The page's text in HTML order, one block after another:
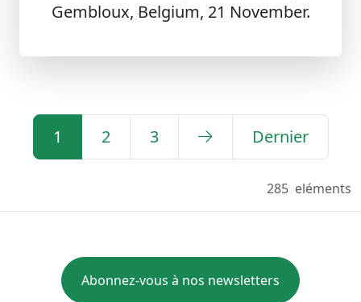
Gembloux, Belgium, 21 November.
1 2 3 Dernier
285 eléments
Abonnez-vous à nos newsletters